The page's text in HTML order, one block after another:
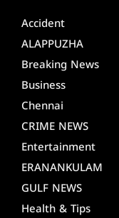
Accident
ALAPPUZHA
Breaking News
Business
Chennai
CRIME NEWS
Entertainment
ERANANKULAM
GULF NEWS
Health & Tips